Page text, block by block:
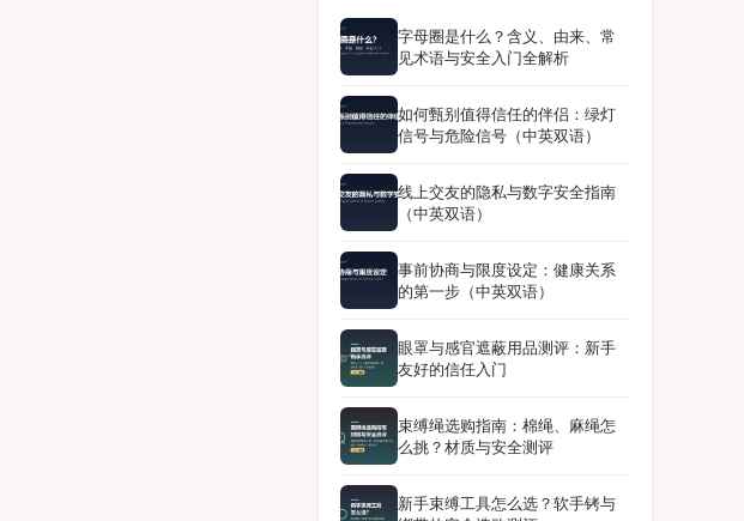
字母圈是什么？含义、由来、常
见术语与安全入门全解析
如何甄别值得信任的伴侣：绿灯
信号与危险信号（中英双语）
线上交友的隐私与数字安全指南
（中英双语）
事前协商与限度设定：健康关系
的第一步（中英双语）
眼罩与感官遮蔽用品测评：新手
友好的信任入门
束缚绳选购指南：棉绳、麻绳怎
么挑？材质与安全测评
新手束缚工具怎么选？软手铐与